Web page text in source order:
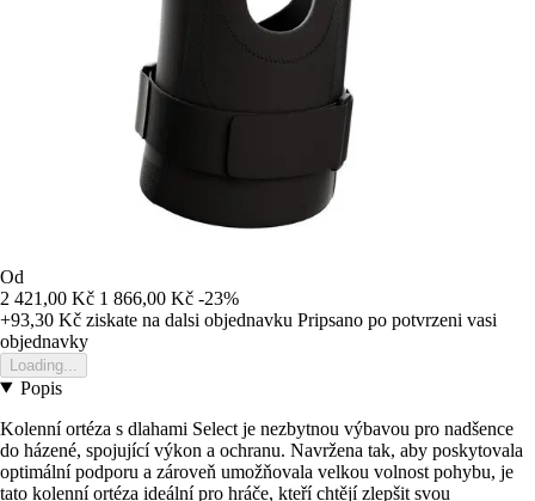
Od
2 421,00 Kč 1 866,00 Kč -23%
+93,30 Kč ziskate na dalsi objednavku Pripsano po potvrzeni vasi
objednavky
Loading...
Popis
Kolenní ortéza s dlahami Select je nezbytnou výbavou pro nadšence
do házené, spojující výkon a ochranu. Navržena tak, aby poskytovala
optimální podporu a zároveň umožňovala velkou volnost pohybu, je
tato kolenní ortéza ideální pro hráče, kteří chtějí zlepšit svou